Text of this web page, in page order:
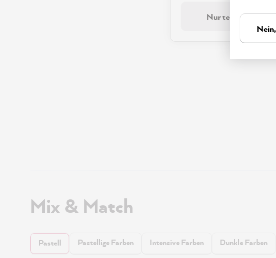
Mix & Match
Pastell Pastellige Farben Intensive Farben Dunkle Farben
Nur technisch